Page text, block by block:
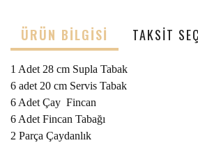
ÜRÜN BILGISI TAKSIT
1 Adet 28 cm Supla Tabak
6 adet 20 cm Servis Tabak
6 Adet Çay Fincan
6 Adet Fincan Tabağı
2 Parça Çaydanlık